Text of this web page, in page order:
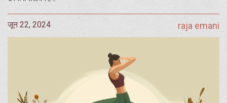
जून 22, 2024 raja emani